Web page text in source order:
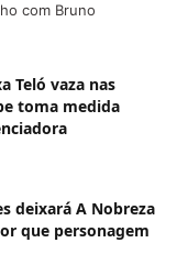
com Bruno
Teló vaza nas
toma medida
deixará A Nobreza
que personagem